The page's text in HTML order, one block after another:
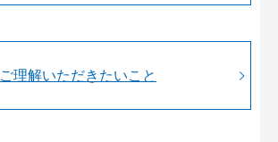
ご理解いただきたいこと